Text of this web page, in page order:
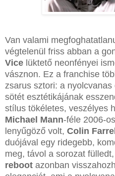
Van valami
végtelenül friss abban a
Vice lüktető neonfényei
vásznon. Ez a franchise
zsarus sztori: a
sötét esztétikájának
stílus tökéletes, veszélyes
Michael Mann-féle 2006-
lenyűgöző volt, Colin Farrell
duójával egy ridegebb,
meg, távol a sorozat
reboot azonban